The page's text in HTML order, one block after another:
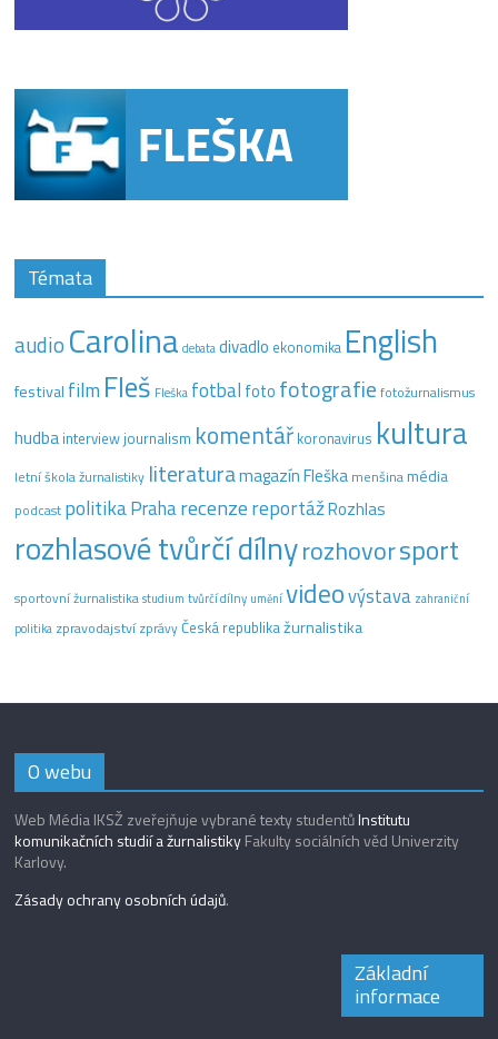
Témata
audio Carolina debata divadlo ekonomika English
festival film Fleš Fleška fotbal foto fotografie fotožurnalismus
hudba interview journalism komentář koronavirus kultura
letní škola žurnalistiky literaturamagazín Fleška menšinamédia
podcast politikaPraharecenzereportážRozhlas
rozhlasové tvůrčí dílnyrozhovorsport
sportovní žurnalistika studium tvůrčí dílny uměnívideovýstava zahraniční
politika zpravodajstvízprávyČeská republikažurnalistika
O webu
Web Média IKSŽ zveřejňuje vybrané texty studentůInstitutu
komunikačních studií a žurnalistikyFakulty sociálních věd Univerzity
Karlovy.
Zásady ochrany osobních údajů.
Základní
informace